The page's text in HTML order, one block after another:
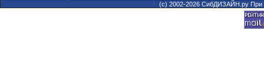
(с) 2002-2026 СибДИЗАЙН.ру При